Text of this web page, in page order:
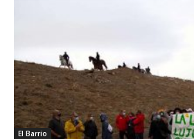
El Barrio